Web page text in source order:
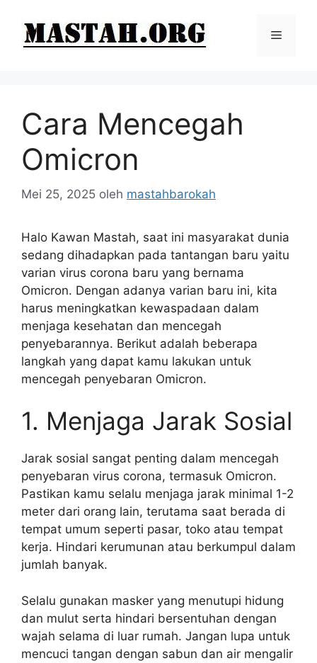
Menu
Cara Mencegah
Omicron
Mei 25, 2025 oleh mastahbarokah
Halo Kawan Mastah, saat ini masyarakat dunia
sedang dihadapkan pada tantangan baru yaitu
varian virus corona baru yang bernama
Omicron. Dengan adanya varian baru ini, kita
harus meningkatkan kewaspadaan dalam
menjaga kesehatan dan mencegah
penyebarannya. Berikut adalah beberapa
langkah yang dapat kamu lakukan untuk
mencegah penyebaran Omicron.
1. Menjaga Jarak Sosial
Jarak sosial sangat penting dalam mencegah
penyebaran virus corona, termasuk Omicron.
Pastikan kamu selalu menjaga jarak minimal 1-2
meter dari orang lain, terutama saat berada di
tempat umum seperti pasar, toko atau tempat
kerja. Hindari kerumunan atau berkumpul dalam
jumlah banyak.
Selalu gunakan masker yang menutupi hidung
dan mulut serta hindari bersentuhan dengan
wajah selama di luar rumah. Jangan lupa untuk
mencuci tangan dengan sabun dan air mengalir